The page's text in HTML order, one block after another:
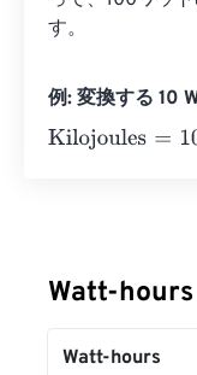
す。
例: 変換する 10
Kilojoules=10
Watt-
Watt-hours